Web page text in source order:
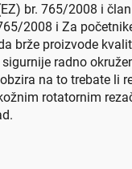
br. 765/2008 i
2008 i Za
brže proizvode
radno
na to trebate li
rotatornim